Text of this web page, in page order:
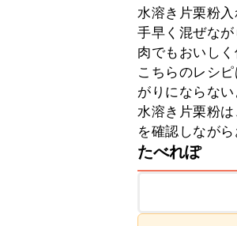
水溶き片栗粉
手早く混ぜな
肉でもおいし
こちらのレシ
がりにならない
水溶き片栗粉
を確認しなが
たべれぽ